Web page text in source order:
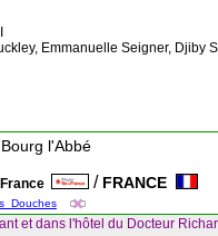
Emmanuelle Seigner, Djiby
l'Abbé
France / FRANCE
et dans l'hôtel du Docteur